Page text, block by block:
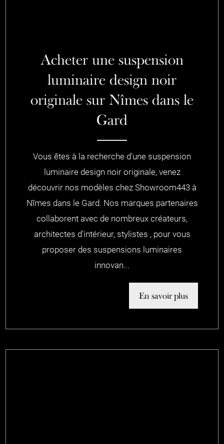
Acheter une suspension
luminaire design noir
originale sur Nîmes dans le
Gard
Vous êtes à la recherche d'une suspension
luminaire design noir originale, venez
découvrir nos modèles chez Showroom443 à
Nîmes dans le Gard. Nos marques partenaires
collaborent avec de nombreux créateurs,
architectes d'intérieur, stylistes , pour vous
proposer des suspensions luminaires
innovan...
En savoir plus